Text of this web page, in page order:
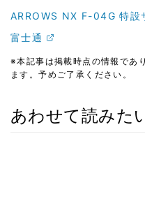
ARROWS NX F-04G 特設
富士通
※本記事は掲載時点の情報であ
ます。予めご了承ください。
あわせて読みた